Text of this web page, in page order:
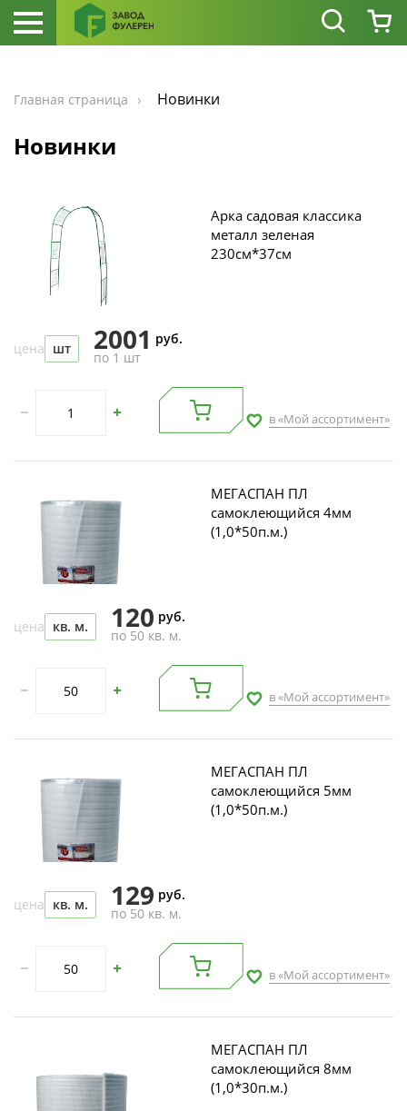
Главная страница Новинки
Новинки
Арка садовая классика
металл зеленая
230см*37см
цена шт 2001 руб.
по 1 шт
в «Мой ассортимент»
МЕГАСПАН ПЛ
самоклеющийся 4мм
(1,0*50п.м.)
цена кв. м. 120 руб.
по 50 кв. м.
в «Мой ассортимент»
МЕГАСПАН ПЛ
самоклеющийся 5мм
(1,0*50п.м.)
цена кв. м. 129 руб.
по 50 кв. м.
в «Мой ассортимент»
МЕГАСПАН ПЛ
самоклеющийся 8мм
(1,0*30п.м.)